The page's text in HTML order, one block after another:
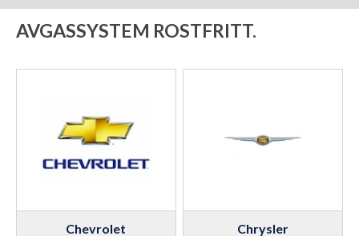
AVGASSYSTEM ROSTFRITT.
Chevrolet Chrysler